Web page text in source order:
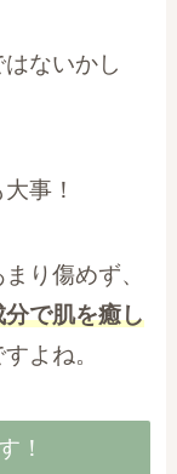
ないかし
事！
り傷めず、
分で肌を癒し
よね。
！